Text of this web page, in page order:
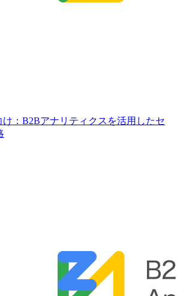
：B2Bアナリティクスを活用したセ